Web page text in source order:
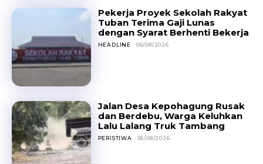
Pekerja Proyek Sekolah Rakyat
Tuban Terima Gaji Lunas
dengan Syarat Berhenti Bekerja
HEADLINE 06/08/2026
Jalan Desa Kepohagung Rusak
dan Berdebu, Warga Keluhkan
Lalu Lalang Truk Tambang
PERISTIWA 06/08/2026